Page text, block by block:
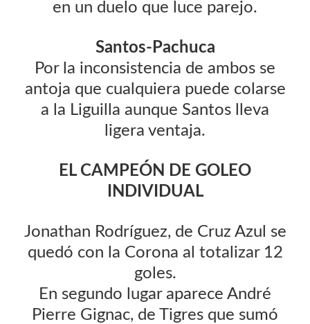
en un duelo que luce parejo.
Santos-Pachuca
Por la inconsistencia de ambos se
antoja que cualquiera puede colarse
a la Liguilla aunque Santos lleva
ligera ventaja.
EL CAMPEÓN DE GOLEO
INDIVIDUAL
Jonathan Rodríguez, de Cruz Azul se
quedó con la Corona al totalizar 12
goles.
En segundo lugar aparece André
Pierre Gignac, de Tigres que sumó